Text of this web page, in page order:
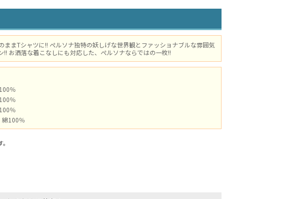
まTシャツに!! ぺルソナ独特の妖しげな世界観とファッショナブルな雰囲気
お洒落な着こなしにも対応した、ぺルソナならではの一枚!!
％
％
％
100％